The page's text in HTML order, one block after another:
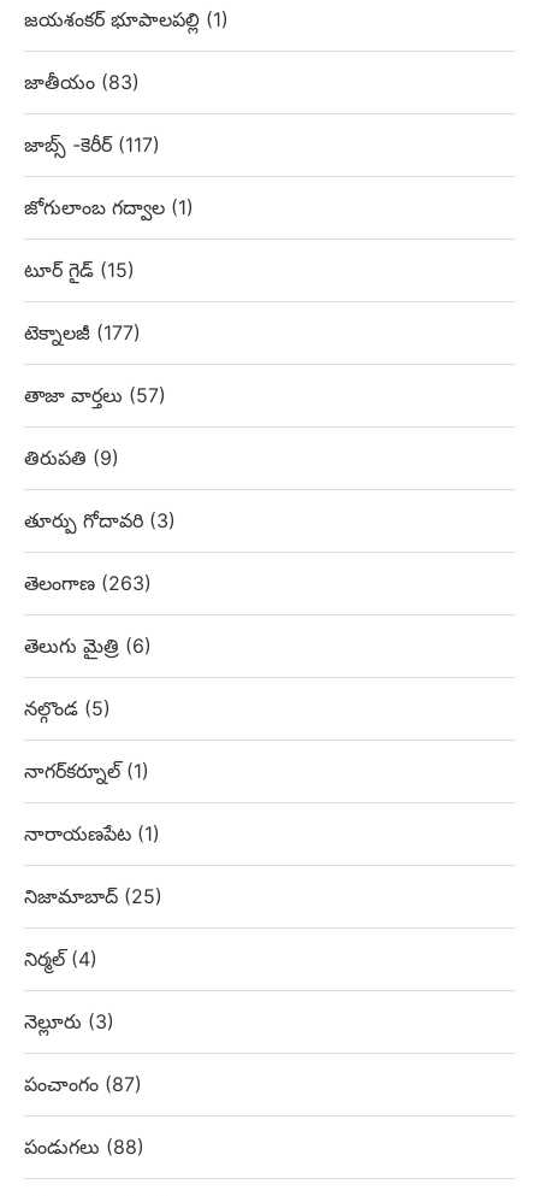
జయశంకర్ భూపాలపల్లి (1)
జాతీయం (83)
జాబ్స్ -కెరీర్ (117)
జోగులాంబ గద్వాల (1)
టూర్ గైడ్ (15)
టెక్నాలజీ (177)
తాజా వార్తలు (57)
తిరుపతి (9)
తూర్పు గోదావరి (3)
తెలంగాణ (263)
తెలుగు మైత్రి (6)
నల్గొండ (5)
నాగర్‌కర్నూల్ (1)
నారాయణపేట (1)
నిజామాబాద్ (25)
నిర్మల్ (4)
నెల్లూరు (3)
పంచాంగం (87)
పండుగలు (88)